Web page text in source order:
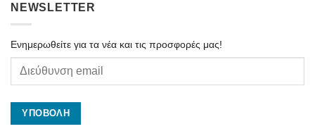
NEWSLETTER
Ενημερωθείτε για τα νέα και τις προσφορές μας!